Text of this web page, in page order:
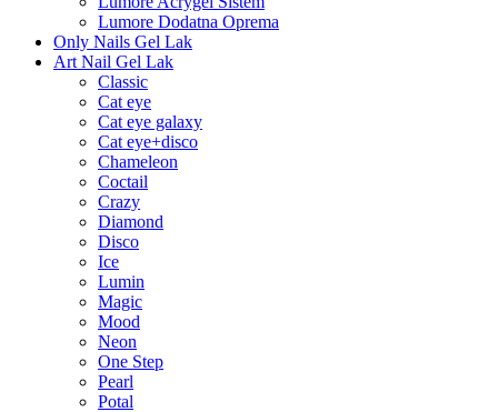
Lumore Dodatna Oprema
Only Nails Gel Lak
Art Nail Gel Lak
Classic
Cat eye
Cat eye galaxy
Cat eye+disco
Chameleon
Coctail
Crazy
Diamond
Disco
Ice
Lumin
Magic
Mood
Neon
One Step
Pearl
Potal